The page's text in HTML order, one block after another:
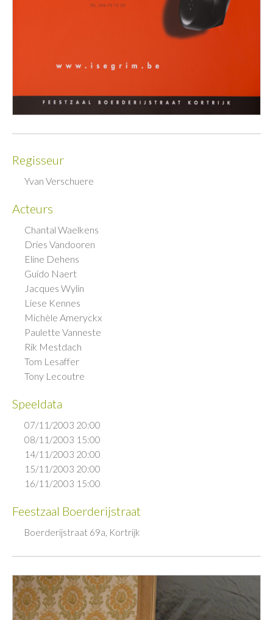
Regisseur
Yvan Verschuere
Acteurs
Chantal Waelkens
Dries Vandooren
Eline Dehens
Guido Naert
Jacques Wylin
Liese Kennes
Michèle Ameryckx
Paulette Vanneste
Rik Mestdach
Tom Lesaffer
Tony Lecoutre
Speeldata
07/11/2003 20:00
08/11/2003 15:00
14/11/2003 20:00
15/11/2003 20:00
16/11/2003 15:00
Feestzaal Boerderijstraat
Boerderijstraat 69a, Kortrijk